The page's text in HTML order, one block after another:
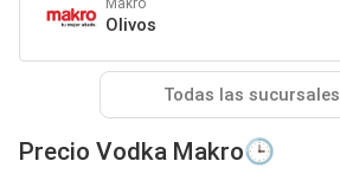
Olivos
Todas las sucursales
Precio Vodka Makro🕒